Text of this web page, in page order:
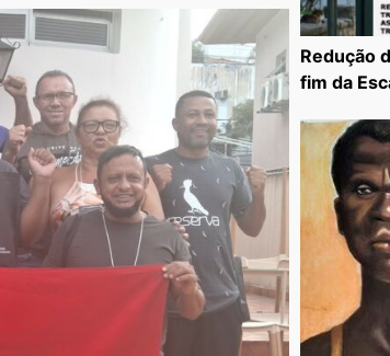
Redução
fim da